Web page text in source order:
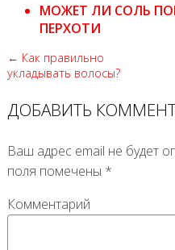
МОЖЕТ ЛИ СОЛЬ
ПЕРХОТИ
← Как правильно
укладывать волосы?
ДОБАВИТЬ
Ваш адрес email не будет
поля помечены *
Комментарий